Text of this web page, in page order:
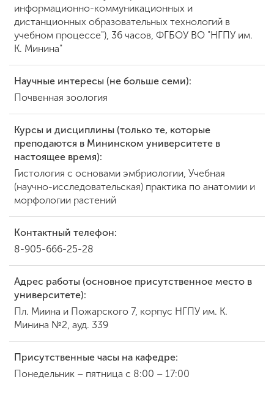
+7 (831) 262-26-20
информационно-коммуникационных и
дистанционных образовательных технологий в
учебном процессе"), 36 часов, ФГБОУ ВО "НГПУ им.
К. Минина"
Научные интересы (не больше семи):
Почвенная зоология
Курсы и дисциплины (только те, которые
преподаются в Мининском университете в
настоящее время):
Гистология с основами эмбриологии, Учебная
(научно-исследовательская) практика по анатомии и
морфологии растений
Контактный телефон:
8-905-666-25-28
Адрес работы (основное присутственное место в
университете):
Пл. Миина и Пожарского 7, корпус НГПУ им. К.
Минина №2, ауд. 339
Присутственные часы на кафедре:
Понедельник – пятница с 8:00 – 17:00